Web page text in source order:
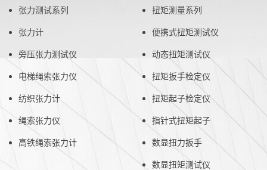
张力测试系列
张力计
旁压张力测试仪
电梯绳索张力仪
纺织张力计
绳索张力仪
高铁绳索张力计
扭矩测量系列
便携式扭矩测试仪
动态扭矩测试仪
扭矩扳手检定仪
扭矩起子检定仪
指针式扭矩起子
数显扭力扳手
数显扭矩测试仪